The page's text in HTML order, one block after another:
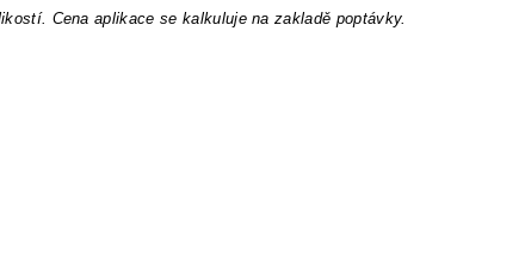
Cena aplikace se kalkuluje na zakladě poptávky.